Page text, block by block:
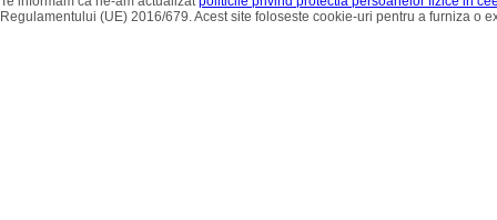
Regulamentului (UE) 2016/679. Acest site foloseste cookie-uri pentru a furniza o